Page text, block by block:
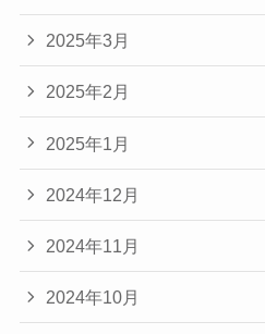
2025年3月
2025年2月
2025年1月
2024年12月
2024年11月
2024年10月